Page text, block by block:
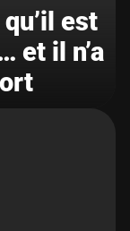
est
et il n’a